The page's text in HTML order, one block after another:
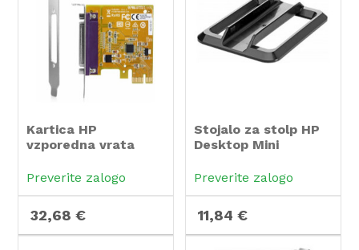
Kartica HP
vzporedna vrata
Preverite zalogo
32,68 €
Stojalo za stolp HP
Desktop Mini
Preverite zalogo
11,84 €